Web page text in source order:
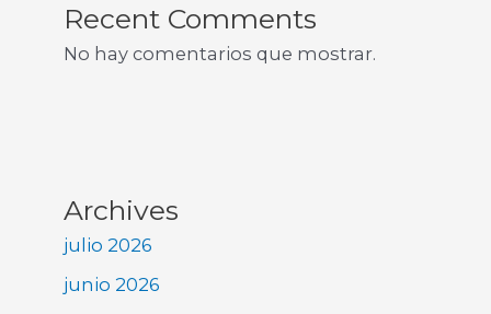
Recent Comments
No hay comentarios que mostrar.
Archives
julio 2026
junio 2026